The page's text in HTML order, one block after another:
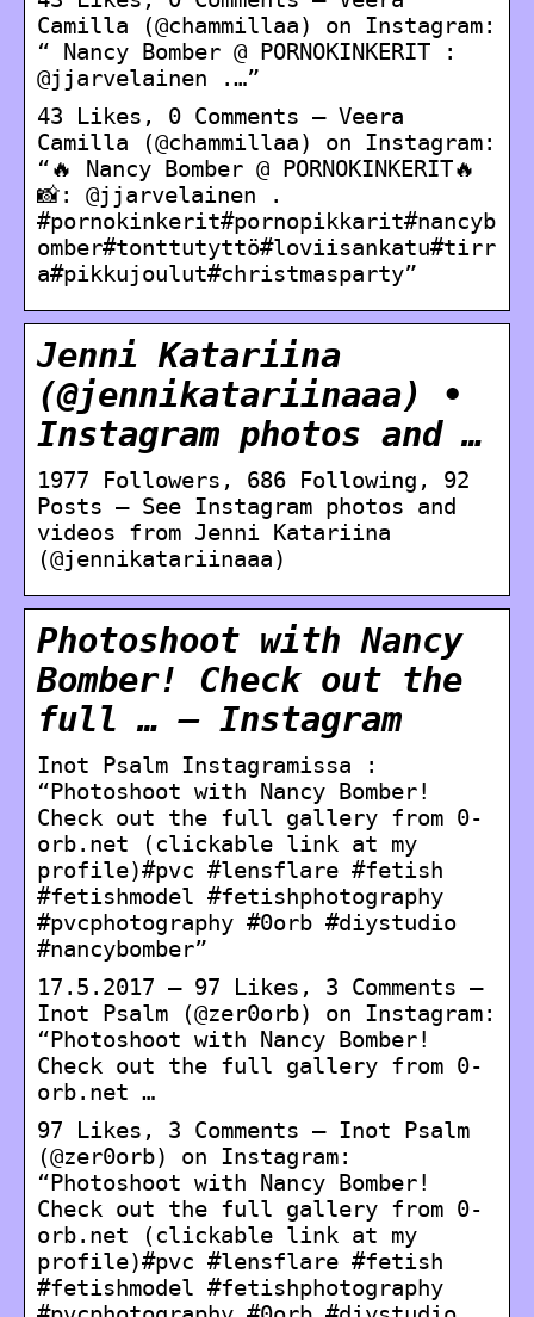
Camilla (@chammillaa) on Instagram:
“ Nancy Bomber @ PORNOKINKERIT :
@jjarvelainen .…”
43 Likes, 0 Comments – Veera
Camilla (@chammillaa) on Instagram:
“🔥 Nancy Bomber @ PORNOKINKERIT🔥
📸: @jjarvelainen .
#pornokinkerit#pornopikkarit#nancyb
omber#tonttutyttö#loviisankatu#tirr
a#pikkujoulut#christmasparty”
Jenni Katariina
(@jennikatariinaaa) •
Instagram photos and …
1977 Followers, 686 Following, 92
Posts – See Instagram photos and
videos from Jenni Katariina
(@jennikatariinaaa)
Photoshoot with Nancy
Bomber! Check out the
full … – Instagram
Inot Psalm Instagramissa :
“Photoshoot with Nancy Bomber!
Check out the full gallery from 0-
orb.net (clickable link at my
profile)#pvc #lensflare #fetish
#fetishmodel #fetishphotography
#pvcphotography #0orb #diystudio
#nancybomber”
17.5.2017 — 97 Likes, 3 Comments –
Inot Psalm (@zer0orb) on Instagram:
“Photoshoot with Nancy Bomber!
Check out the full gallery from 0-
orb.net …
97 Likes, 3 Comments – Inot Psalm
(@zer0orb) on Instagram:
“Photoshoot with Nancy Bomber!
Check out the full gallery from 0-
orb.net (clickable link at my
profile)#pvc #lensflare #fetish
#fetishmodel #fetishphotography